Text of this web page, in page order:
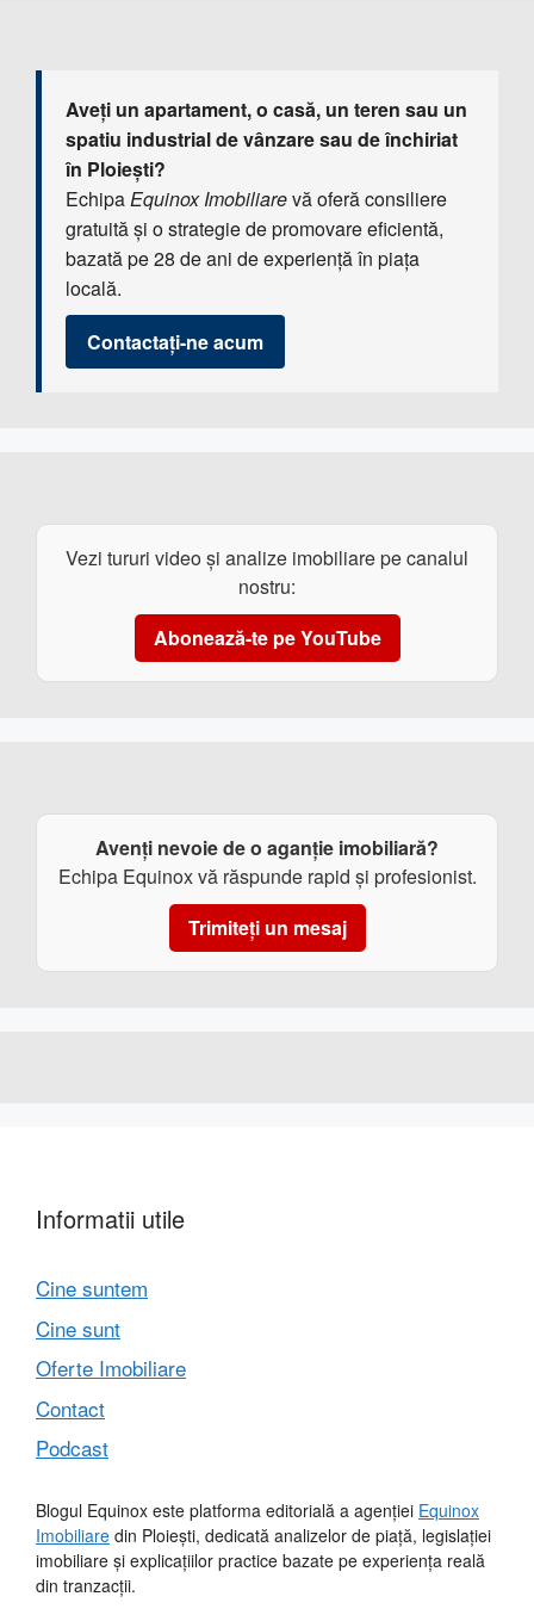
Aveți un apartament, o casă, un teren sau un
spatiu industrial de vânzare sau de închiriat
în Ploiești?
EchipaEquinox Imobiliarevă oferă consiliere
gratuită și o strategie de promovare eficientă,
bazată pe 28 de ani de experiență în piața
locală.
Contactați-ne acum
Vezi tururi video și analize imobiliare pe canalul
nostru:
Abonează-te pe YouTube
Avenți nevoie de o aganție imobiliară?
Echipa Equinox vă răspunde rapid și profesionist.
Trimiteți un mesaj
Informatii utile
Cine suntem
Cine sunt
Oferte Imobiliare
Contact
Podcast
Blogul Equinox este platforma editorială a agenției Equinox
Imobiliare din Ploiești, dedicată analizelor de piață, legislației
imobiliare și explicațiilor practice bazate pe experiența reală
din tranzacții.